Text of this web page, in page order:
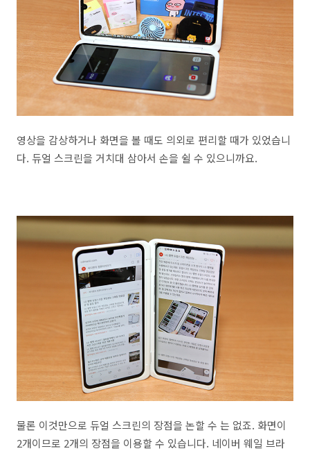
영상을 감상하거나 화면을 볼 때도 의외로 편리할 때가 있었습니
다. 듀얼 스크린을 거치대 삼아서 손을 쉴 수 있으니까요.
물론 이것만으로 듀얼 스크린의 장점을 논할 수 는 없죠. 화면이
2개이므로 2개의 장점을 이용할 수 있습니다. 네이버 웨일 브라